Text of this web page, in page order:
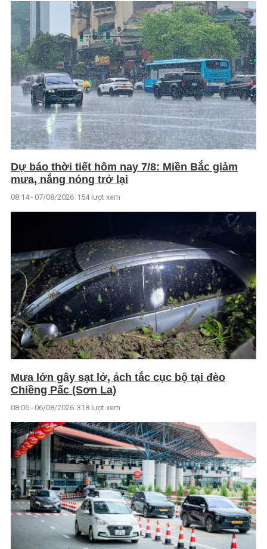
Dự báo thời tiết hôm nay 7/8: Miền Bắc giảm
mưa, nắng nóng trở lại
08:14 - 07/08/2026 154 lượt xem
Mưa lớn gây sạt lở, ách tắc cục bộ tại đèo
Chiềng Pấc (Sơn La)
08:06 - 06/08/2026 318 lượt xem